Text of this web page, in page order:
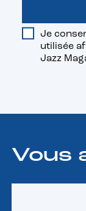
Je
utilisée
Jazz
Vous